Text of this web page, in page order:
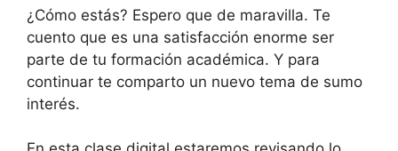
¿Cómo estás? Espero que de maravilla. Te
cuento que es una satisfacción enorme ser
parte de tu formación académica. Y para
continuar te comparto un nuevo tema de sumo
interés.